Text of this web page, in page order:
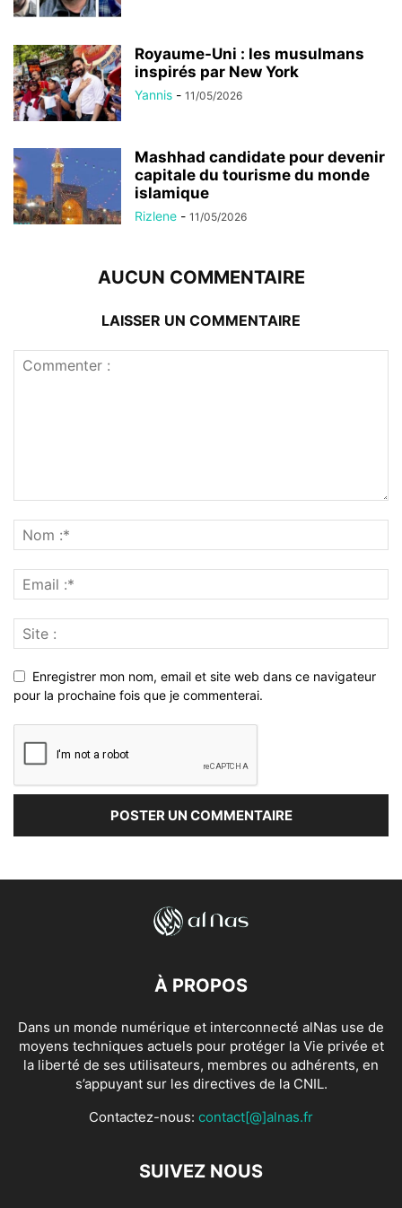
Royaume-Uni : les musulmans
inspirés par New York
Yannis - 11/05/2026
Mashhad candidate pour devenir
capitale du tourisme du monde
islamique
Rizlene - 11/05/2026
AUCUN COMMENTAIRE
LAISSER UN COMMENTAIRE
Enregistrer mon nom, email et site web dans ce navigateur
pour la prochaine fois que je commenterai.
À PROPOS
Dans un monde numérique et interconnecté alNas use de
moyens techniques actuels pour protéger la Vie privée et
la liberté de ses utilisateurs, membres ou adhérents, en
s’appuyant sur les directives de la CNIL.
Contactez-nous: contact[@]alnas.fr
SUIVEZ NOUS